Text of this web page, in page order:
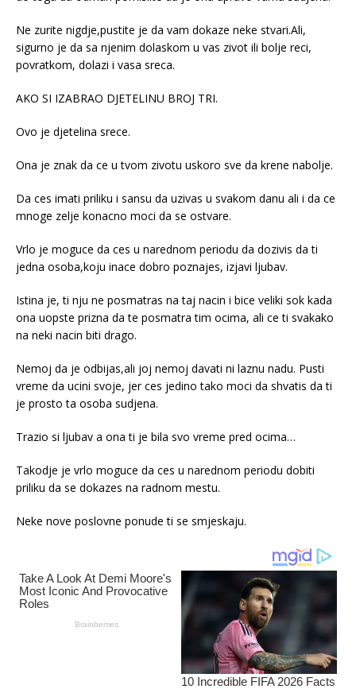
Ne zurite nigdje,pustite je da vam dokaze neke stvari.Ali,
sigurno je da sa njenim dolaskom u vas zivot ili bolje reci,
povratkom, dolazi i vasa sreca.
AKO SI IZABRAO DJETELINU BROJ TRI.
Ovo je djetelina srece.
Ona je znak da ce u tvom zivotu uskoro sve da krene nabolje.
Da ces imati priliku i sansu da uzivas u svakom danu ali i da ce
mnoge zelje konacno moci da se ostvare.
Vrlo je moguce da ces u narednom periodu da dozivis da ti
jedna osoba,koju inace dobro poznajes, izjavi ljubav.
Istina je, ti nju ne posmatras na taj nacin i bice veliki sok kada
ona uopste prizna da te posmatra tim ocima, ali ce ti svakako
na neki nacin biti drago.
Nemoj da je odbijas,ali joj nemoj davati ni laznu nadu. Pusti
vreme da ucini svoje, jer ces jedino tako moci da shvatis da ti
je prosto ta osoba sudjena.
Trazio si ljubav a ona ti je bila svo vreme pred ocima…
Takodje je vrlo moguce da ces u narednom periodu dobiti
priliku da se dokazes na radnom mestu.
Neke nove poslovne ponude ti se smjeskaju.